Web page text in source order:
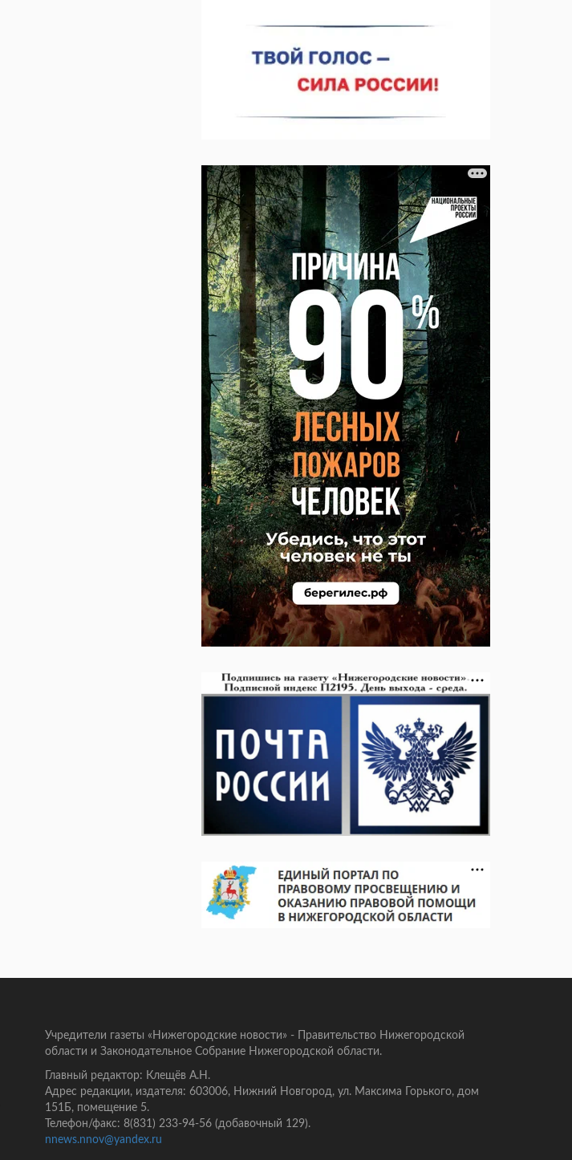
Учредители газеты «Нижегородские новости» - Правительство Нижегородской
области и Законодательное Собрание Нижегородской области.
Главный редактор: Клещёв А.Н.
Адрес редакции, издателя: 603006, Нижний Новгород, ул. Максима Горького, дом
151Б, помещение 5.
Телефон/факс: 8(831) 233-94-56 (добавочный 129).
nnews.nnov@yandex.ru